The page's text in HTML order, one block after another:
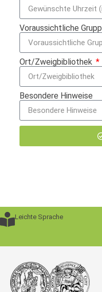
Voraussichtliche
Ort/Zweigbibliothek
Besondere Hinweise
Leichte Sprache